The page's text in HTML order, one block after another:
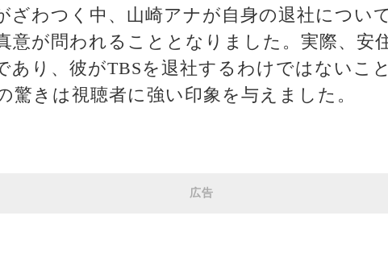
ざわつく中、山崎アナが自身の退社につい
意が問われることとなりました。実際、安
あり、彼がTBSを退社するわけではないこ
驚きは視聴者に強い印象を与えました。
広告